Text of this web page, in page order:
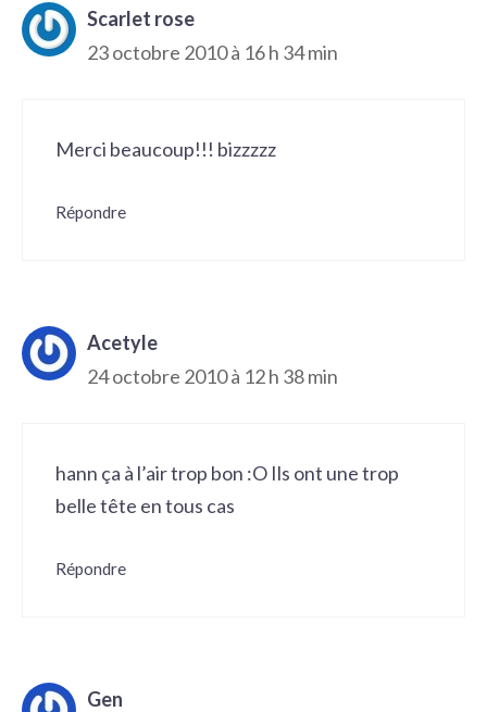
Scarlet rose
23 octobre 2010 à 16 h 34 min
Merci beaucoup!!! bizzzzz
Répondre
Acetyle
24 octobre 2010 à 12 h 38 min
hann ça à l’air trop bon :O Ils ont une trop
belle tête en tous cas
Répondre
Gen